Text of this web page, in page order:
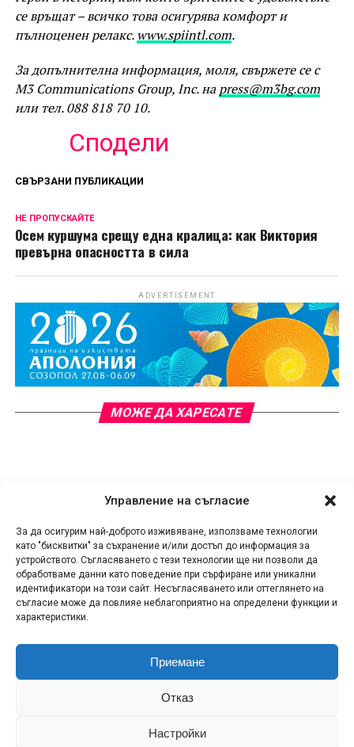
Управление на съгласие
За да осигурим най-доброто изживяване, използваме технологии
като "бисквитки" за съхранение и/или достъп до информация за
устройството. Съгласяването с тези технологии ще ни позволи да
обработваме данни като поведение при сърфиране или уникални
идентификатори на този сайт. Несъгласяването или оттеглянето на
съгласие може да повлияе неблагоприятно на определени функции и
характеристики.
Приемане
Отказ
Настройки
се връщат – всичко това осигурява комфорт и
пълноценен релакс.www.spiintl.com.
За допълнителна информация, моля, свържете се с
M3 Communications Group, Inc. наpress@m3bg.com
или тел. 088 818 70 10.
Сподели
СВЪРЗАНИ ПУБЛИКАЦИИ
НЕ ПРОПУСКАЙТЕ
Осем куршума срещу една кралица: как Виктория
превърна опасността в сила
ADVERTISEMENT
МОЖЕ ДА ХАРЕСАТЕ
КОНТАКТИ СПОДЕЛИ НОВИНА!
ЗА НАС
ПОЛИТИКА ЗА БИСКВИТКИ (ЕС)